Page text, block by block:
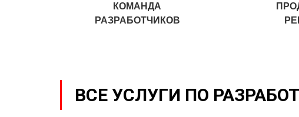
КОМАНДА
РАЗРАБОТЧИКОВ
ВСЕ УСЛУГИ ПО